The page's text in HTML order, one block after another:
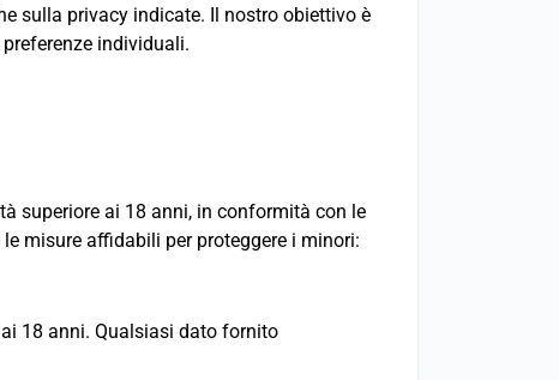
sulla privacy indicate. Il nostro obiettivo è
individuali.
superiore ai 18 anni, in conformità con le
misure affidabili per proteggere i minori:
18 anni. Qualsiasi dato fornito